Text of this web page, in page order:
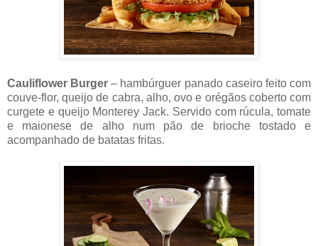
Cauliflower Burger – hambúrguer panado caseiro feito com
couve-flor, queijo de cabra, alho, ovo e orégãos coberto com
curgete e queijo Monterey Jack. Servido com rúcula, tomate
e maionese de alho num pão de brioche tostado e
acompanhado de batatas fritas.